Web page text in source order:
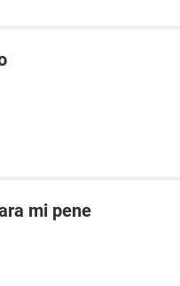
mi pene